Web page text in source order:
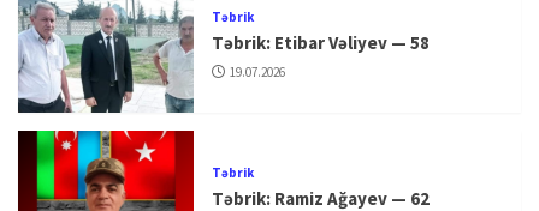
Təbrik
Təbrik: Etibar Vəliyev — 58
19.07.2026
Təbrik
Təbrik: Ramiz Ağayev — 62